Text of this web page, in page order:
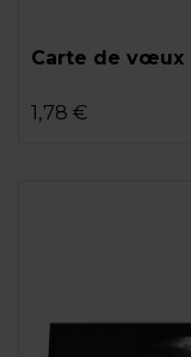
Carte de vœux
1,78 €